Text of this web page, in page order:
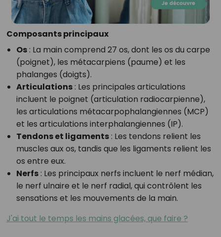
Composants principaux
Os: La main comprend 27 os, dont les os du carpe
(poignet), les métacarpiens (paume) et les
phalanges (doigts).
Articulations: Les principales articulations
incluent le poignet (articulation radiocarpienne),
les articulations métacarpophalangiennes (MCP)
et les articulations interphalangiennes (IP).
Tendons et ligaments: Les tendons relient les
muscles aux os, tandis que les ligaments relient les
os entre eux.
Nerfs: Les principaux nerfs incluent le nerf médian,
le nerf ulnaire et le nerf radial, qui contrôlent les
sensations et les mouvements de la main.
J'ai tout le temps les mains glacées, que faire ?